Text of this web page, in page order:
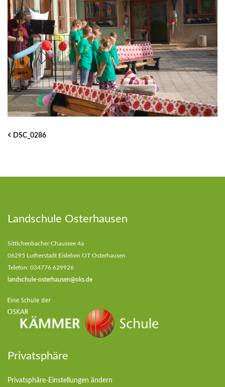
DSC_0286
Landschule Osterhausen
Sittichenbacher Chaussee 4a
06295 Lutherstadt Eisleben OT Osterhausen
Telefon: 034776 629926
landschule-osterhausen@oks.de
Privatsphäre
Privatsphäre-Einstellungen ändern